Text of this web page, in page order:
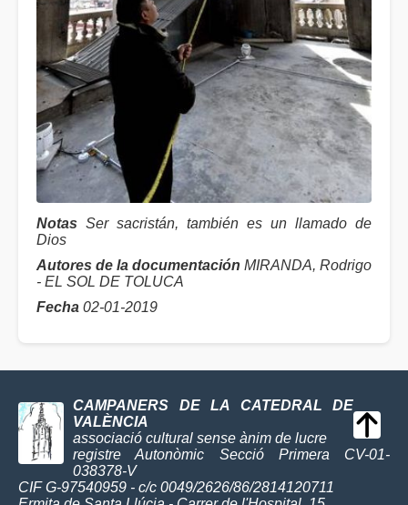
Notas Ser sacristán, también es un llamado de
Dios
Autores de la documentación MIRANDA, Rodrigo
- EL SOL DE TOLUCA
Fecha 02-01-2019
CAMPANERS DE LA CATEDRAL DE
VALÈNCIA
associació cultural sense ànim de lucre
registre Autonòmic Secció Primera CV-01-
038378-V
CIF G-97540959 - c/c 0049/2626/86/2814120711